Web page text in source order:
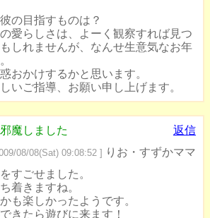
の目指すものは？
愛らしさは、よーく観察すれば見つ
しれませんが、なんせ生意気なお年
おかけするかと思います。
いご指導、お願い申し上げます。
魔しました 返信
08/08(Sat) 09:08:52 ] りお・すずかママ
すごせました。
着きますね。
も楽しかったようです。
きたら遊びに来ます！